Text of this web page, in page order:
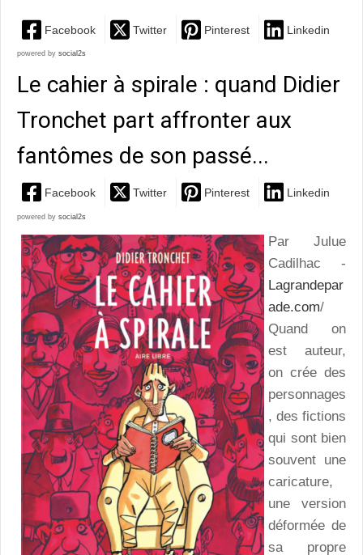
Facebook Twitter Pinterest Linkedin
powered by social2s
Le cahier à spirale : quand Didier
Tronchet part affronter aux
fantômes de son passé...
Facebook Twitter Pinterest Linkedin
powered by social2s
Par Julue
Cadilhac -
Lagrandepar
ade.com/
Quand on
est auteur,
on crée des
personnages
, des fictions
qui sont bien
souvent une
caricature,
une version
déformée de
sa propre